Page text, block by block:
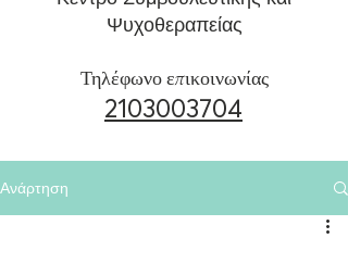
Ψυχοθεραπείας
Τηλέφωνο επικοινωνίας
2103003704
Ανάρτηση